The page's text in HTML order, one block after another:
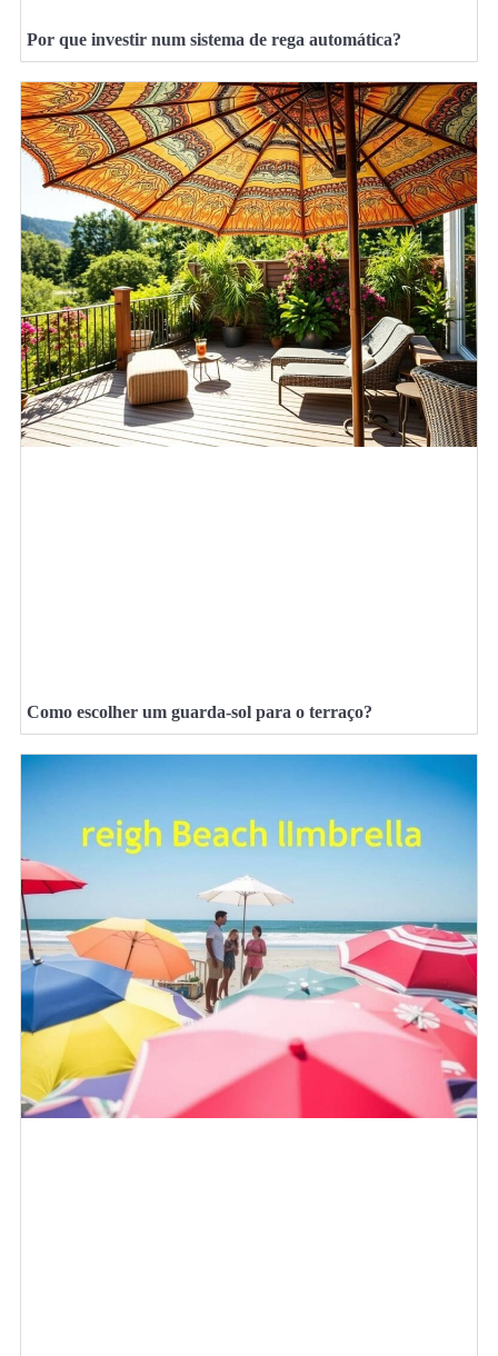
Por que investir num sistema de rega automática?
Como escolher um guarda-sol para o terraço?